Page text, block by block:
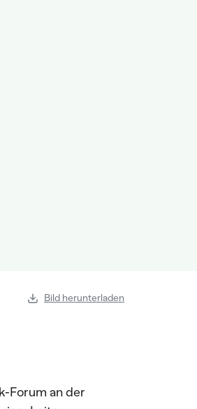
Bild herunterladen
Forum an der